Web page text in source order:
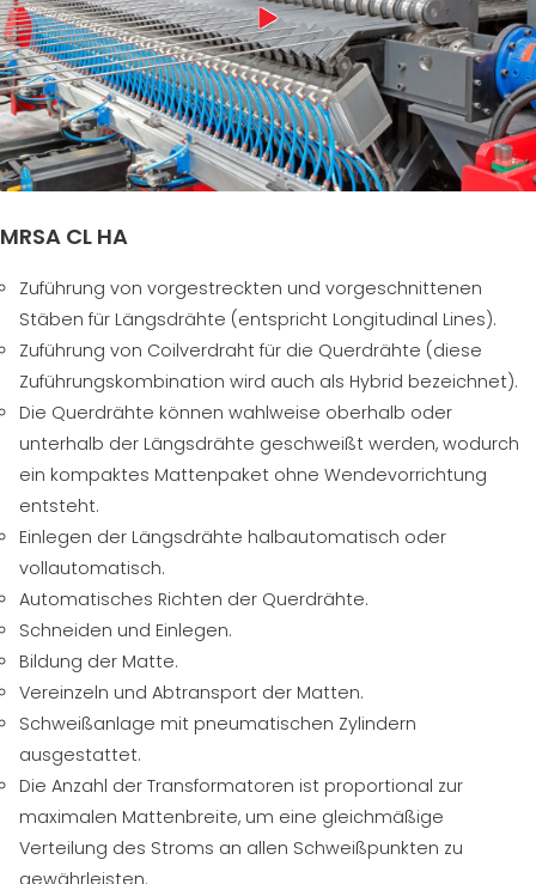
MRSA CL HA
Zuführung von vorgestreckten und vorgeschnittenen
Stäben für Längsdrähte (entspricht Longitudinal Lines).
Zuführung von Coilverdraht für die Querdrähte (diese
Zuführungskombination wird auch als Hybrid bezeichnet).
Die Querdrähte können wahlweise oberhalb oder
unterhalb der Längsdrähte geschweißt werden, wodurch
ein kompaktes Mattenpaket ohne Wendevorrichtung
entsteht.
Einlegen der Längsdrähte halbautomatisch oder
vollautomatisch.
Automatisches Richten der Querdrähte.
Schneiden und Einlegen.
Bildung der Matte.
Vereinzeln und Abtransport der Matten.
Schweißanlage mit pneumatischen Zylindern
ausgestattet.
Die Anzahl der Transformatoren ist proportional zur
maximalen Mattenbreite, um eine gleichmäßige
Verteilung des Stroms an allen Schweißpunkten zu